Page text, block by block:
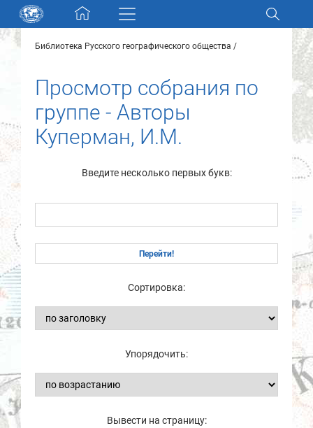
Skip navigation
Разделы и коллекции
Электронный каталог
Новости
О нас
Контакты
Партнеры
Найти
Библиотека Русского географического общества
Просмотр собрания по
группе - Авторы
Куперман, И.М.
Введите несколько первых букв:
Сортировка:
Упорядочить:
Вывести на страницу: